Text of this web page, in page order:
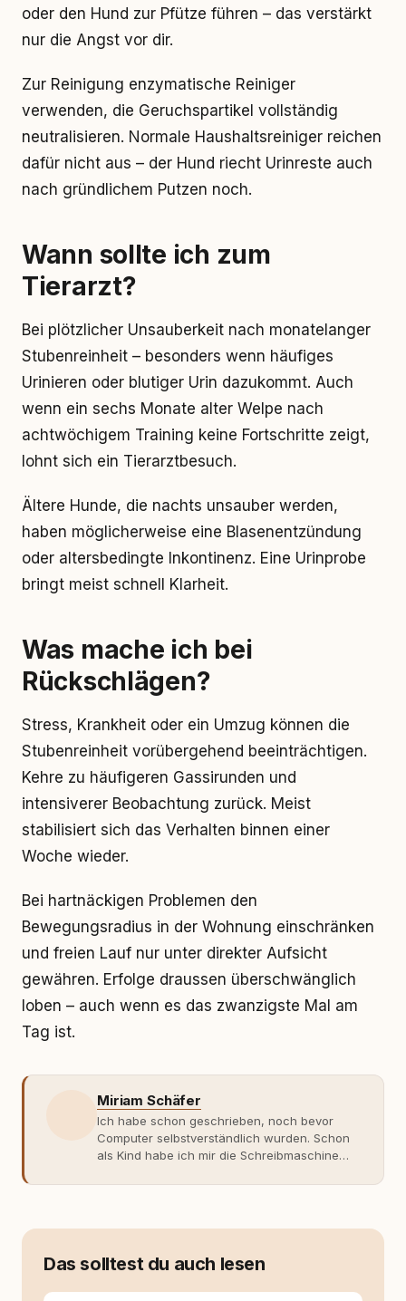
oder den Hund zur Pfütze führen – das verstärkt
nur die Angst vor dir.
Zur Reinigung enzymatische Reiniger
verwenden, die Geruchspartikel vollständig
neutralisieren. Normale Haushaltsreiniger reichen
dafür nicht aus – der Hund riecht Urinreste auch
nach gründlichem Putzen noch.
Wann sollte ich zum
Tierarzt?
Bei plötzlicher Unsauberkeit nach monatelanger
Stubenreinheit – besonders wenn häufiges
Urinieren oder blutiger Urin dazukommt. Auch
wenn ein sechs Monate alter Welpe nach
achtwöchigem Training keine Fortschritte zeigt,
lohnt sich ein Tierarztbesuch.
Ältere Hunde, die nachts unsauber werden,
haben möglicherweise eine Blasenentzündung
oder altersbedingte Inkontinenz. Eine Urinprobe
bringt meist schnell Klarheit.
Was mache ich bei
Rückschlägen?
Stress, Krankheit oder ein Umzug können die
Stubenreinheit vorübergehend beeinträchtigen.
Kehre zu häufigeren Gassirunden und
intensiverer Beobachtung zurück. Meist
stabilisiert sich das Verhalten binnen einer
Woche wieder.
Bei hartnäckigen Problemen den
Bewegungsradius in der Wohnung einschränken
und freien Lauf nur unter direkter Aufsicht
gewähren. Erfolge draussen überschwänglich
loben – auch wenn es das zwanzigste Mal am
Tag ist.
Miriam Schäfer
Ich habe schon geschrieben, noch bevor
Computer selbstverständlich wurden. Schon
als Kind habe ich mir die Schreibmaschine
getippt: Geschichten, Beobachtungen,
weniger guten Erfahrungen. Umso mehr hat
erlebt habe, wie verantwortungsvoll und
Das solltest du auch lesen